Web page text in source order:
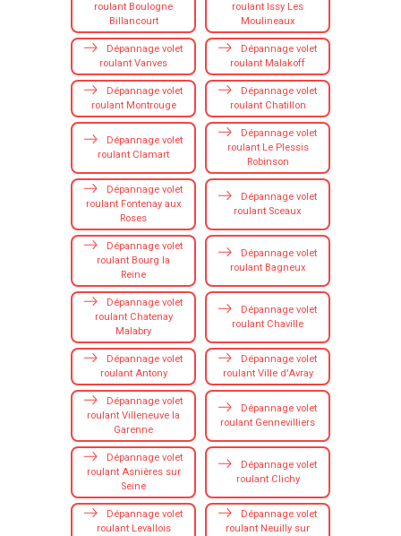
roulant Boulogne
Billancourt
roulant Issy Les
Moulineaux
Dépannage volet
roulant Vanves
Dépannage volet
roulant Malakoff
Dépannage volet
roulant Montrouge
Dépannage volet
roulant Chatillon
Dépannage volet
roulant Clamart
Dépannage volet
roulant Le Plessis
Robinson
Dépannage volet
roulant Fontenay aux
Roses
Dépannage volet
roulant Sceaux
Dépannage volet
roulant Bourg la
Reine
Dépannage volet
roulant Bagneux
Dépannage volet
roulant Chatenay
Malabry
Dépannage volet
roulant Chaville
Dépannage volet
roulant Antony
Dépannage volet
roulant Ville d'Avray
Dépannage volet
roulant Villeneuve la
Garenne
Dépannage volet
roulant Gennevilliers
Dépannage volet
roulant Asnières sur
Seine
Dépannage volet
roulant Clichy
Dépannage volet
roulant Levallois
Dépannage volet
roulant Neuilly sur